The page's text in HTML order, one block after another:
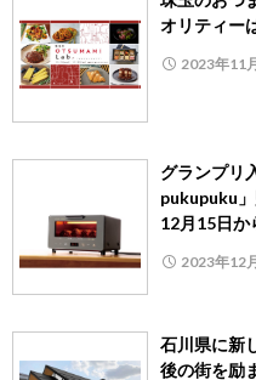
オリティー
2023年11
グランプリ
pukupuku
12月15日か
2023年12
石川県に新
後の街を励